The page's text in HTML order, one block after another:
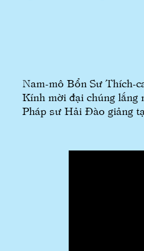
Nam-mô Bổn Sư Thích-
Kính mời đại chúng lắng
Pháp sư Hải Đào giảng